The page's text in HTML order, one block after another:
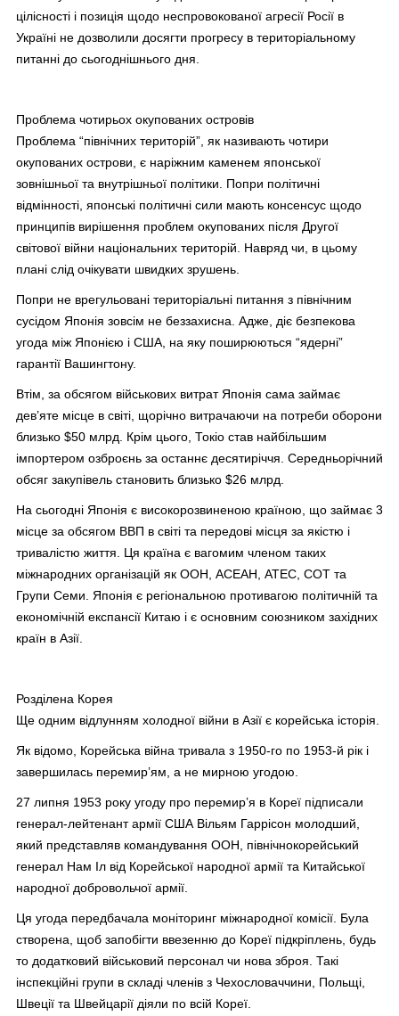
цілісності і позиція щодо неспровокованої агресії Росії в
Україні не дозволили досягти прогресу в територіальному
питанні до сьогоднішнього дня.
Проблема чотирьох окупованих островів
Проблема “північних територій”, як називають чотири
окупованих острови, є наріжним каменем японської
зовнішньої та внутрішньої політики. Попри політичні
відмінності, японські політичні сили мають консенсус щодо
принципів вирішення проблем окупованих після Другої
світової війни національних територій. Навряд чи, в цьому
плані слід очікувати швидких зрушень.
Попри не врегульовані територіальні питання з північним
сусідом Японія зовсім не беззахисна. Адже, діє безпекова
угода між Японією і США, на яку поширюються “ядерні”
гарантії Вашингтону.
Втім, за обсягом військових витрат Японія сама займає
дев’яте місце в світі, щорічно витрачаючи на потреби оборони
близько $50 млрд. Крім цього, Токіо став найбільшим
імпортером озброєнь за останнє десятиріччя. Середньорічний
обсяг закупівель становить близько $26 млрд.
На сьогодні Японія є високорозвиненою країною, що займає 3
місце за обсягом ВВП в світі та передові місця за якістю і
тривалістю життя. Ця країна є вагомим членом таких
міжнародних організацій як ООН, АСЕАН, АТЕС, СОТ та
Групи Семи. Японія є регіональною противагою політичній та
економічній експансії Китаю і є основним союзником західних
країн в Азії.
Розділена Корея
Ще одним відлунням холодної війни в Азії є корейська історія.
Як відомо, Корейська війна тривала з 1950-го по 1953-й рік і
завершилась перемир’ям, а не мирною угодою.
27 липня 1953 року угоду про перемир’я в Кореї підписали
генерал-лейтенант армії США Вільям Гаррісон молодший,
який представляв командування ООН, північнокорейський
генерал Нам Іл від Корейської народної армії та Китайської
народної добровольчої армії.
Ця угода передбачала моніторинг міжнародної комісії. Була
створена, щоб запобігти ввезенню до Кореї підкріплень, будь
то додатковий військовий персонал чи нова зброя. Такі
інспекційні групи в складі членів з Чехословаччини, Польщі,
Швеції та Швейцарії діяли по всій Кореї.